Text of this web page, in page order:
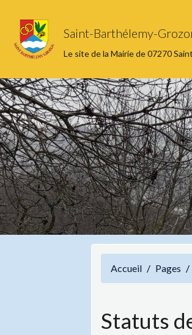
Saint-Barthélemy-
Le site de la Mairie de 07270
Accueil Pages
Statuts